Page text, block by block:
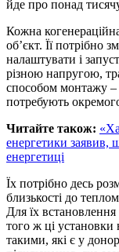
йде про понад
Кожна
об’єкт. Її потрібно
налаштувати і
різною напругою,
способом монтажу –
потребують
Читайте також:
енергетики заявив,
енергетиці
Їх потрібно десь
близькості до
Для їх
того ж ці установки
такими, які є у